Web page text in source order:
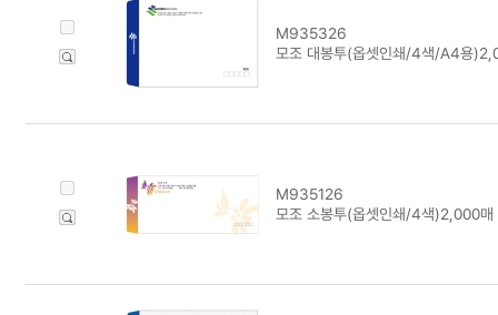
M935326
모조 대봉투(옵셋인쇄/4색/A4용
M935126
모조 소봉투(옵셋인쇄/4색)2,000매